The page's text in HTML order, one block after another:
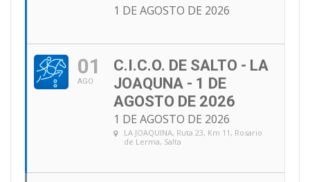
1 DE AGOSTO DE 2026
01
AGO
C.I.C.O. DE SALTO - LA
JOAQUNA - 1 DE
AGOSTO DE 2026
1 DE AGOSTO DE 2026
LA JOAQUINA, Ruta 23, Km 11, Rosario
de Lerma, Salta